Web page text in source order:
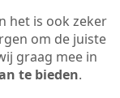
het is ook zeker
om de juiste
graag mee in
te bieden.